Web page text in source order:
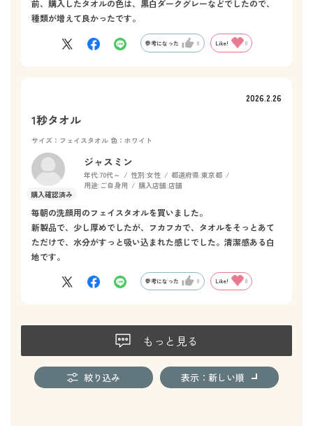
前、購入したタオルの色は、黒白ダークグレーなどでしたので、
種類が増えて良かったです。
参考になった 0 Like! 0
2026.2.26
1秒タオル
サイズ：フェイスタオル 色：ホワイト
ジャスミン
年代:70代～ 性別:女性 都道府県:東京都
用途: ご自身用 購入店舗:店舗
毎朝の洗顔用のフェイスタオルを買いました。
新製品で、少し厚めでしたが、フカフカで、タオルをそっとあて
ただけで、水分がすっと吸い込まれた感じでした。清潔感ある白
地です。
参考になった 0 Like! 0
もっと見る
絞り込み 表示：新しい順